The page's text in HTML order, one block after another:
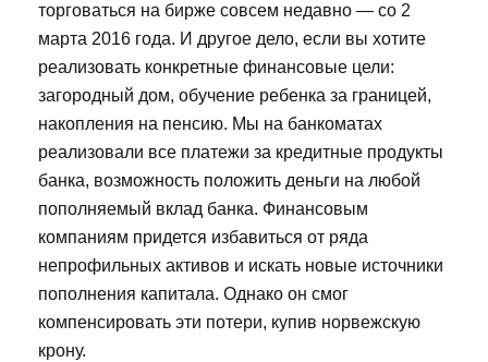
торговаться на бирже совсем недавно — со 2
марта 2016 года. И другое дело, если вы хотите
реализовать конкретные финансовые цели:
загородный дом, обучение ребенка за границей,
накопления на пенсию. Мы на банкоматах
реализовали все платежи за кредитные продукты
банка, возможность положить деньги на любой
пополняемый вклад банка. Финансовым
компаниям придется избавиться от ряда
непрофильных активов и искать новые источники
пополнения капитала. Однако он смог
компенсировать эти потери, купив норвежскую
крону.